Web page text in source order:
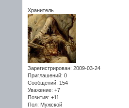
Хранитель
Зарегистрирован: 2009-03-24
Приглашений: 0
Сообщений: 154
Уважение: +7
Позитив: +11
Пол: Мужской